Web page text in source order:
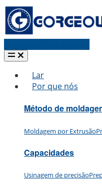
Lar
Por que nós
Método de
Moldagem por Extrusão
Capacidades
Usinagem de precisão